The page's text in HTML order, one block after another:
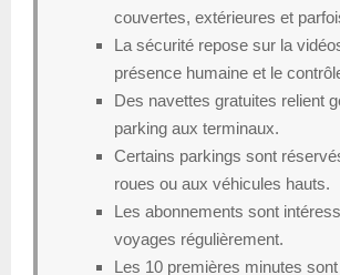
couvertes, extérieures et
La sécurité repose sur la
présence humaine et le
Des navettes gratuites relient
parking aux terminaux.
Certains parkings sont
roues ou aux véhicules hauts.
Les abonnements sont
voyages régulièrement.
Les 10 premières minutes